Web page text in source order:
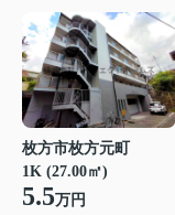
枚方市枚方元町
1K (27.00㎡)
5.5万円